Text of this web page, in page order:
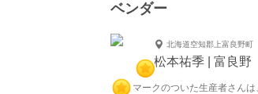
ベンダー
北海道空知郡上富良野町
松本祐季 | 富良
マークのついた生産者さん